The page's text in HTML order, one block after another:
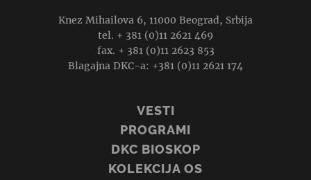
Knez Mihailova 6, 11000 Beograd, Srbija
tel. + 381 (0)11 2621 469
fax. + 381 (0)11 2623 853
Blagajna DKC-a: +381 (0)11 2621 174
VESTI
PROGRAMI
DKC BIOSKOP
KOLEKCIJA OS